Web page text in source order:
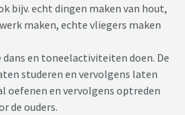
bijv. echt dingen maken van hout,
maken, echte vliegers maken
dans en toneelactiviteiten doen. De
studeren en vervolgens laten
oefenen en vervolgens optreden
de ouders.